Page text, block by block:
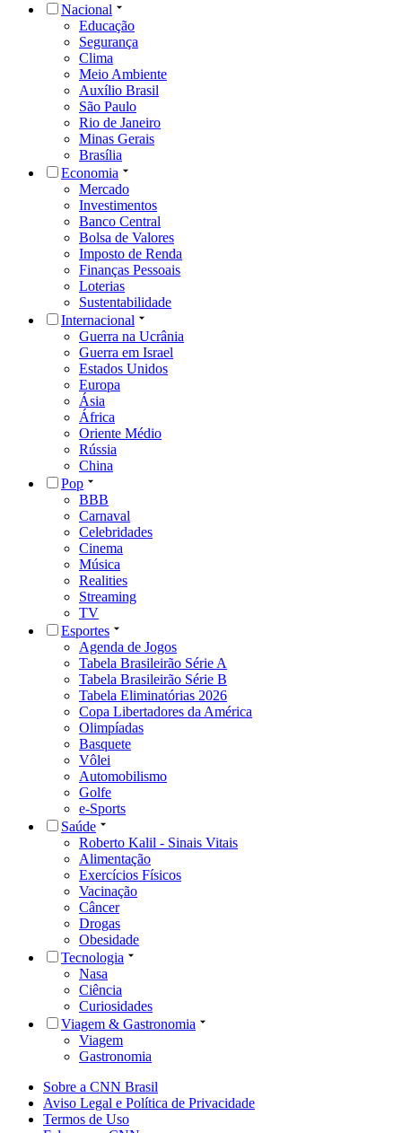
Nacional
Educação
Segurança
Clima
Meio Ambiente
Auxílio Brasil
São Paulo
Rio de Janeiro
Minas Gerais
Brasília
Economia
Mercado
Investimentos
Banco Central
Bolsa de Valores
Imposto de Renda
Finanças Pessoais
Loterias
Sustentabilidade
Internacional
Guerra na Ucrânia
Guerra em Israel
Estados Unidos
Europa
Ásia
África
Oriente Médio
Rússia
China
Pop
BBB
Carnaval
Celebridades
Cinema
Música
Realities
Streaming
TV
Esportes
Agenda de Jogos
Tabela Brasileirão Série A
Tabela Brasileirão Série B
Tabela Eliminatórias 2026
Copa Libertadores da América
Olimpíadas
Basquete
Vôlei
Automobilismo
Golfe
e-Sports
Saúde
Roberto Kalil - Sinais Vitais
Alimentação
Exercícios Físicos
Vacinação
Câncer
Drogas
Obesidade
Tecnologia
Nasa
Ciência
Curiosidades
Viagem & Gastronomia
Viagem
Gastronomia
Sobre a CNN Brasil
Aviso Legal e Política de Privacidade
Termos de Uso